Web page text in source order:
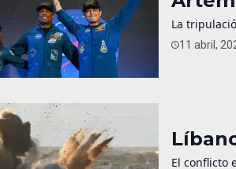
La
11 abril,
El conflicto